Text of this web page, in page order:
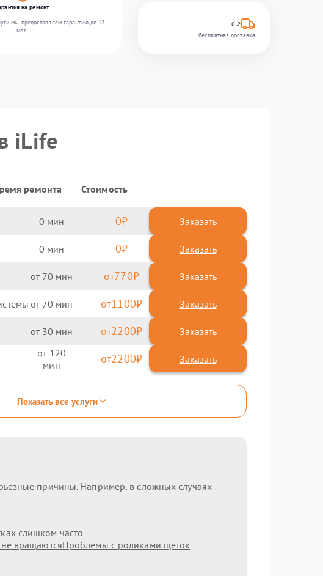
на ремонт
мы предоставляем гарантию до 12
мес.
0 ₽
бесплатная доставка
iLife
ремонта Стоимость
0 0 Заказать
0 0 Заказать
70 770
70 1100
30 2200
120 2200
Показать все услуги
причины. Например, в сложных случаях
слишком часто
вращаютсяПроблемы с роликами щеток